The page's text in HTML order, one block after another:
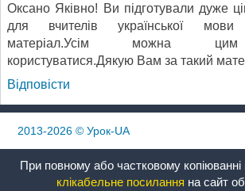
Оксано Яківно! Ви підготували дуже
для вчителів української мови
матеріал.Усім можна цим
користуватися.Дякую Вам за такий
Відповіcти
2013-2026© Урок-UA
При повному або частковому копіюванні
клікабельне посилання на сайт